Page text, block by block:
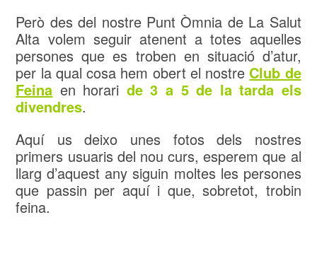
Però des del nostre Punt Òmnia de La Salut
Alta volem seguir atenent a totes aquelles
persones que es troben en situació d’atur,
per la qual cosa hem obert el nostre Club de
Feina en horari de 3 a 5 de la tarda els
divendres.
Aquí us deixo unes fotos dels nostres
primers usuaris del nou curs, esperem que al
llarg d’aquest any siguin moltes les persones
que passin per aquí i que, sobretot, trobin
feina.